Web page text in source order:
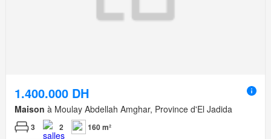
1.400.000 DH
Maison à Moulay Abdellah Amghar, Province d'El Jadida
3 2 160 m²